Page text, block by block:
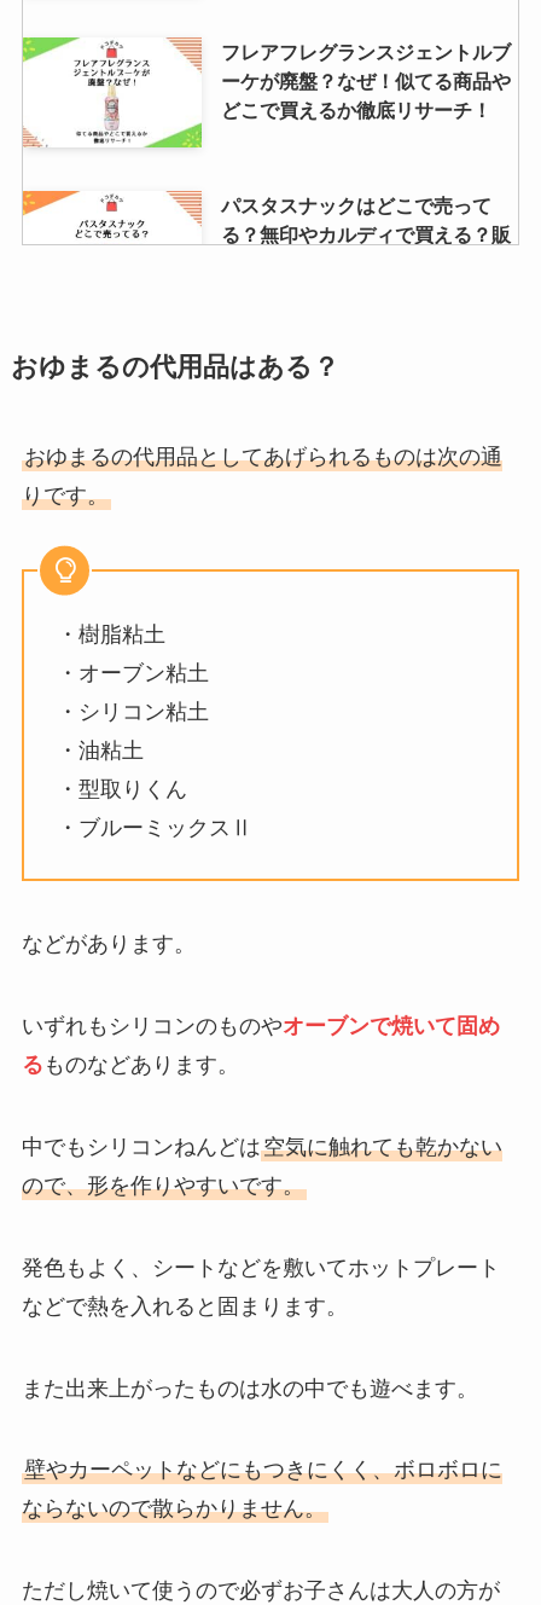
フレアフレグランスジェントルブ
ーケが廃盤？なぜ！似てる商品や
どこで買えるか徹底リサーチ！
パスタスナックはどこで売って
る？無印やカルディで買える？販
永井食堂のもつ煮はどこで買え
る？道の駅や楽天でも売ってる？
で買える？
コスメはどこで買う？高校生にお
を調査！
均・楽天も徹底調査！
こ？本物と偽物があるの？値段や
どこで売ってるか調査
サウナハットはどこで売ってる？
無印やニトリで買える？市販の売
おゆまるの代用品はある？
おゆまるの代用品としてあげられるものは次の通
りです。
・樹脂粘土
・オーブン粘土
・シリコン粘土
・油粘土
・型取りくん
・ブルーミックスⅡ
などがあります。
いずれもシリコンのものやオーブンで焼いて固め
る ものなどあります。
中でもシリコンねんどは空気に触れても乾かない
ので、形を作りやすいです。
発色もよく、シートなどを敷いてホットプレート
などで熱を入れると固まります。
また出来上がったものは水の中でも遊べます。
壁やカーペットなどにもつきにくく、ボロボロに
ならないので散らかりません。
ただし焼いて使うので必ずお子さんは大人の方が